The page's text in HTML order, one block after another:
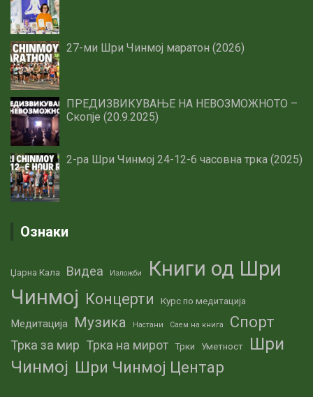
27-ми Шри Чинмој маратон (2026)
ПРЕДИЗВИКУВАЊЕ НА НЕВОЗМОЖНОТО –
Скопје (20.9.2025)
2-ра Шри Чинмој 24-12-6 часовна трка (2025)
Ознаки
Џарна Кала Видеа Изложби
Книги од Шри
Чинмој Концерти Курс по медитација
Медитација Музика Настани Саем на книга Спорт
Трка за мир Трка на мирот Трки Уметност
Шри
Чинмој Шри Чинмој Центар